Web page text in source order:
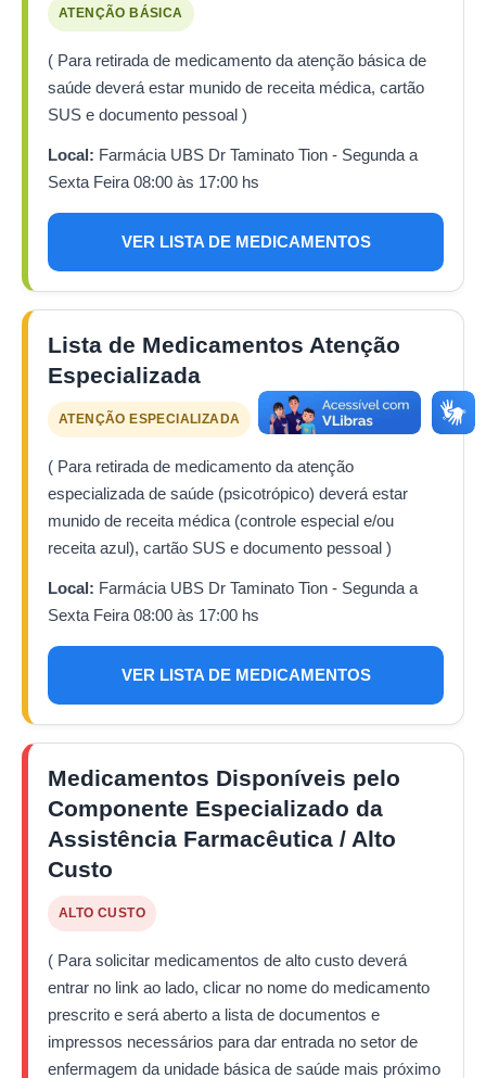
ATENÇÃO BÁSICA
( Para retirada de medicamento da atenção básica de
saúde deverá estar munido de receita médica, cartão
SUS e documento pessoal )
Local: Farmácia UBS Dr Taminato Tion - Segunda a
Sexta Feira 08:00 às 17:00 hs
VER LISTA DE MEDICAMENTOS
Lista de Medicamentos Atenção
Especializada
ATENÇÃO ESPECIALIZADA
( Para retirada de medicamento da atenção
especializada de saúde (psicotrópico) deverá estar
munido de receita médica (controle especial e/ou
receita azul), cartão SUS e documento pessoal )
Local: Farmácia UBS Dr Taminato Tion - Segunda a
Sexta Feira 08:00 às 17:00 hs
VER LISTA DE MEDICAMENTOS
Medicamentos Disponíveis pelo
Componente Especializado da
Assistência Farmacêutica / Alto
Custo
ALTO CUSTO
( Para solicitar medicamentos de alto custo deverá
entrar no link ao lado, clicar no nome do medicamento
prescrito e será aberto a lista de documentos e
impressos necessários para dar entrada no setor de
enfermagem da unidade básica de saúde mais próximo